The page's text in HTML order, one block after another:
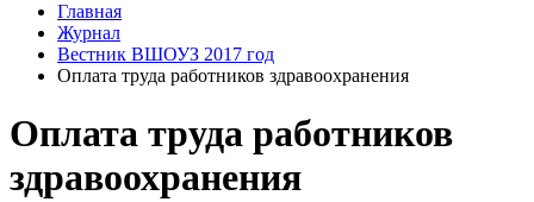
Главная
Журнал
Вестник ВШОУЗ 2017 год
Оплата труда работников здравоохранения
Оплата труда работников
здравоохранения